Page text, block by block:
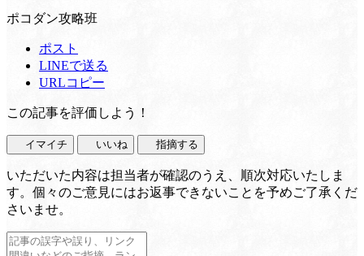
ポコダン攻略班
ポスト
LINEで送る
URLコピー
この記事を評価しよう！
イマイチ いいね 指摘する
いただいた内容は担当者が確認のうえ、順次対応いたしま
す。個々のご意見にはお返事できないことを予めご了承くだ
さいませ。